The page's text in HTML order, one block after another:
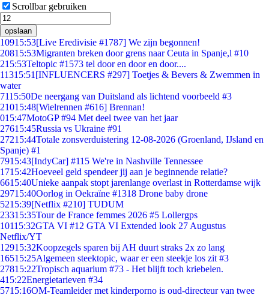
Scrollbar gebruiken
opslaan
10915:53[Live Eredivisie #1787] We zijn begonnen!
20815:53Migranten breken door grens naar Ceuta in Spanje,l #10
215:53Teltopic #1573 tel door en door en door....
11315:51 [INFLUENCERS #297] Toetjes & Bevers & Zwemmen in
water
7115:50De neergang van Duitsland als lichtend voorbeeld #3
21015:48[Wielrennen #616] Brennan!
015:47MotoGP #94 Met deel twee van het jaar
27615:45Russia vs Ukraine #91
27215:44Totale zonsverduistering 12-08-2026 (Groenland, IJsland en
Spanje) #1
7915:43[IndyCar] #115 We're in Nashville Tennessee
1715:42Hoeveel geld spendeer jij aan je beginnende relatie?
6615:40Unieke aanpak stopt jarenlange overlast in Rotterdamse wijk
29715:40Oorlog in Oekraïne #1318 Drone baby drone
5215:39[Netflix #210] TUDUM
23315:35Tour de France femmes 2026 #5 Lollergps
10115:32GTA VI #12 GTA VI Extended look 27 Augustus
Netflix/YT
12915:32Koopzegels sparen bij AH duurt straks 2x zo lang
16515:25Algemeen steektopic, waar er een steekje los zit #3
27815:22Tropisch aquarium #73 - Het blijft toch kriebelen.
415:22Energietarieven #34
5715:16OM-Teamleider met kinderporno is oud-directeur van twee